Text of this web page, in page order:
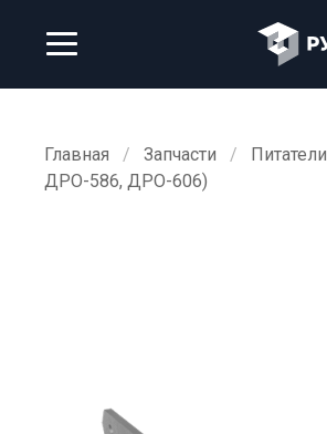
Главная Запчасти Питатели
ДРО-586, ДРО-606)